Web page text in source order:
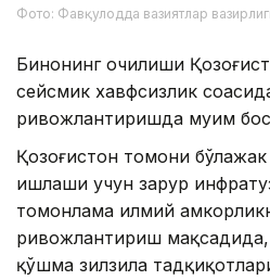
Фото: Фавқулодда вазиятлар
Бинонинг очилиши
сейсмик хавфсизлик
ривожлантиришда муҳим
Қозоғистон томони
ишлаши учун зарур
томонлама илмий
ривожлантириш
қўшма зилзила